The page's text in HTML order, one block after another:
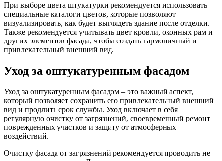
При выборе цвета штукатурки рекомендуется использовать
специальные каталоги цветов, которые позволяют
визуализировать, как будет выглядеть здание после отделки.
Также рекомендуется учитывать цвет кровли, оконных рам и
других элементов фасада, чтобы создать гармоничный и
привлекательный внешний вид.
Уход за оштукатуренным фасадом
Уход за оштукатуренным фасадом – это важный аспект,
который позволяет сохранить его привлекательный внешний
вид и продлить срок службы. Уход включает в себя
регулярную очистку от загрязнений, своевременный ремонт
поврежденных участков и защиту от атмосферных
воздействий.
Очистку фасада от загрязнений рекомендуется проводить не